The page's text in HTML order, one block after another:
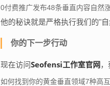
0付费推广发布48条垂直内容自然
他的秘诀就是严格执行我们的"
你的下一步行动
现在访问Seofensi工作室官网
如何找到你的黄金垂直领域7种高